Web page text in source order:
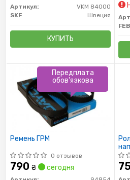
Артикул:
VKM 84000
SKF
Швеция
КУПИТЬ
Ремень ГРМ
0 отзывов
790 ₴ сегодня
Передплата
обов'язкова
12-